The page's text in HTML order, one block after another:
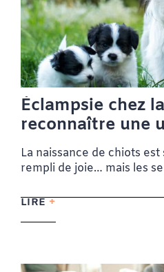
Éclampsie chez
reconnaître une
la mise bas
La naissance de chiots
rempli de joie… mais les
LIRE